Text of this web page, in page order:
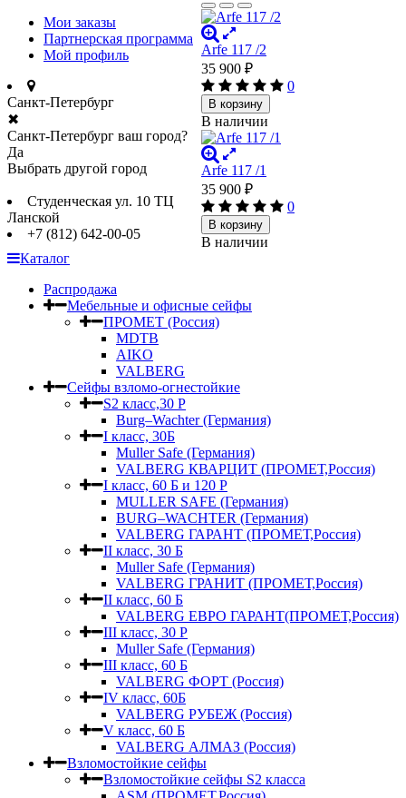
Arfe 117 /2
35 900 ₽
0
В корзину
В наличии
Arfe 117 /1
35 900 ₽
0
В корзину
В наличии
Каталог
Распродажа
Мебельные и офисные сейфы
ПРОМЕТ (Россия)
MDTB
AIKO
VALBERG
Сейфы взломо-огнестойкие
S2 класс,30 Р
Burg–Wachter (Германия)
I класс, 30Б
Muller Safe (Германия)
VALBERG КВАРЦИТ (ПРОМЕТ,Россия)
I класс, 60 Б и 120 Р
MULLER SAFE (Германия)
BURG–WACHTER (Германия)
VALBERG ГАРАНТ (ПРОМЕТ,Россия)
II класс, 30 Б
Muller Safe (Германия)
VALBERG ГРАНИТ (ПРОМЕТ,Россия)
II класс, 60 Б
VALBERG ЕВРО ГАРАНТ(ПРОМЕТ,Россия)
III класс, 30 Р
Muller Safe (Германия)
III класс, 60 Б
VALBERG ФОРТ (Россия)
IV класс, 60Б
VALBERG РУБЕЖ (Россия)
V класс, 60 Б
VALBERG АЛМАЗ (Россия)
Взломостойкие сейфы
Взломостойкие сейфы S2 класса
Мои заказы
Партнерская программа
Мой профиль
Санкт-Петербург
✖
Санкт-Петербург ваш город?
Да
Выбрать другой город
Студенческая ул. 10 ТЦ
Ланской
+7 (812) 642-00-05